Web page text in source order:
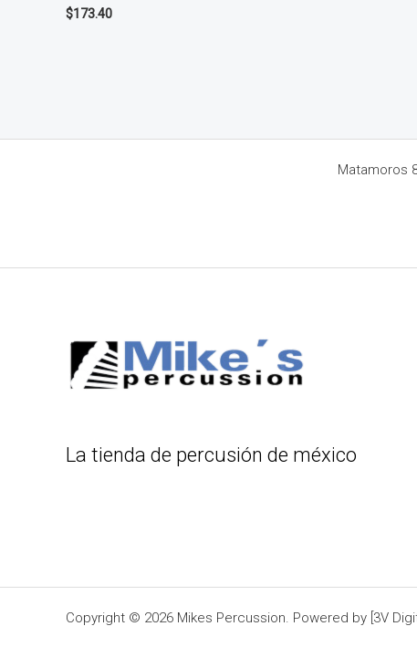
$173.40
Matamoros
La tienda de percusión de méxico
Copyright © 2026 Mikes Percussion. Powered by [3V